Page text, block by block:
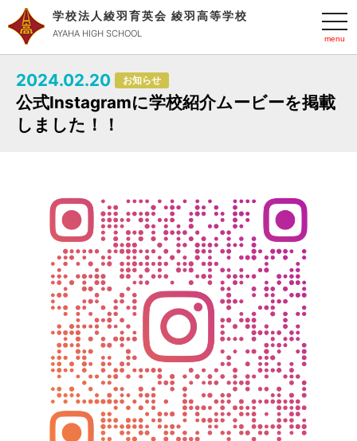
t
o
g
g
a
v
学校法人綾羽育英会 綾羽高等学校
AYAHA HIGH SCHOOL
2024.02.20 お知らせ
公式Instagramに学校紹介ムービーを掲載
しました！！